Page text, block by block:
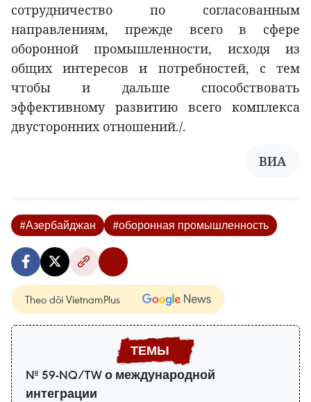
сотрудничество по согласованным
направлениям, прежде всего в сфере
оборонной промышленности, исходя из
общих интересов и потребностей, с тем
чтобы и дальше способствовать
эффективному развитию всего комплекса
двусторонних отношений./.
ВИА
#Азербайджан #оборонная промышленность
Theo dõi VietnamPlus
№ 59-NQ/TW о международной
интеграции